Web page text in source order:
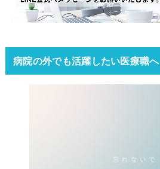
病院の外でも活躍したい医療職へ